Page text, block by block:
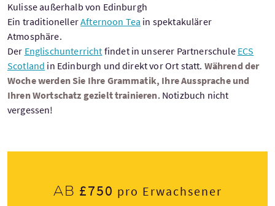
Kulisse außerhalb von Edinburgh
Ein traditionellerAfternoon Tea in spektakulärer
Atmosphäre.
Der Englischunterricht findet in unserer Partnerschule ECS
Scotland in Edinburgh und direkt vor Ort statt. Während der
Woche werden Sie Ihre Grammatik, Ihre Aussprache und
Ihren Wortschatz gezielt trainieren. Notizbuch nicht
vergessen!
Ab £750 pro Erwachsener